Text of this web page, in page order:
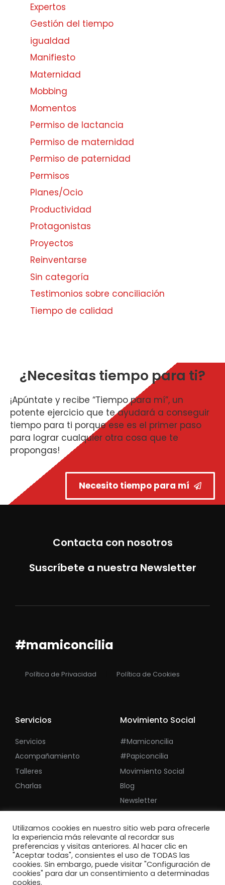
Expertos
Gestión del tiempo
igualdad
Manifiesto
Maternidad
Mobbing
Momentos
Permiso de lactancia
Permiso de maternidad
Permiso de paternidad
Permisos
Planes/Ocio
Productividad
Protagonistas
Proyectos
Reinventarse
Sin categoría
Testimonios sobre conciliación
Tiempo de calidad
¿Necesitas tiempo para ti?
¡Apúntate y recibe “Tiempo para mí”, un
potente ejercicio que te ayudará a conseguir
tiempo para ti porque ese es el primer paso
para lograr cualquier otra cosa que te
propongas!
Necesito tiempo para mí
Contacta con nosotros
Suscríbete a nuestra Newsletter
#mamiconcilia
Política de Privacidad Política de Cookies
Servicios
Servicios
Acompañamiento
Talleres
Charlas
Movimiento Social
#mamiconcilia
#papiconcilia
Movimiento Social
Blog
Newsletter
Utilizamos cookies en nuestro sitio web para ofrecerle
la experiencia más relevante al recordar sus
preferencias y visitas anteriores. Al hacer clic en
"Aceptar todas", consientes el uso de TODAS las
cookies. Sin embargo, puede visitar "Configuración de
cookies" para dar un consentimiento a determinadas
cookies.